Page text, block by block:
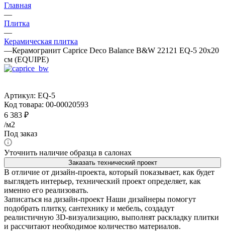
Главная
—
Плитка
—
Керамическая плитка
—Керамогранит Caprice Deco Balance B&W 22121 EQ-5 20x20
см (EQUIPE)
Артикул: EQ-5
Код товара: 00-00020593
6 383 ₽
/м2
Под заказ
Уточнить наличие образца в салонах
Заказать технический проект
В отличие от дизайн-проекта, который показывает, как будет
выглядеть интерьер, технический проект определяет, как
именно его реализовать.
Записаться на дизайн-проект Наши дизайнеры помогут
подобрать плитку, сантехнику и мебель, создадут
реалистичную 3D-визуализацию, выполнят раскладку плитки
и рассчитают необходимое количество материалов.